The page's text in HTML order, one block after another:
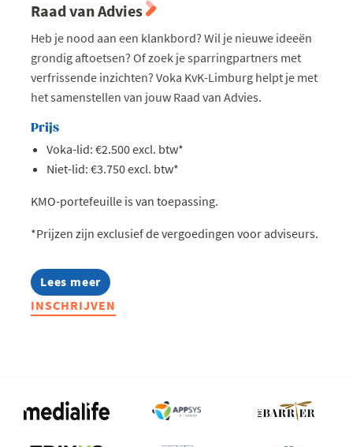
Raad van Advies
Heb je nood aan een klankbord? Wil je nieuwe ideeën
grondig aftoetsen? Of zoek je sparringpartners met
verfrissende inzichten? Voka KvK-Limburg helpt je met
het samenstellen van jouw Raad van Advies.
Prijs
Voka-lid: €2.500 excl. btw*
Niet-lid: €3.750 excl. btw*
KMO-portefeuille is van toepassing.
*Prijzen zijn exclusief de vergoedingen voor adviseurs.
Lees meer
about
Raad
van
INSCHRIJVEN